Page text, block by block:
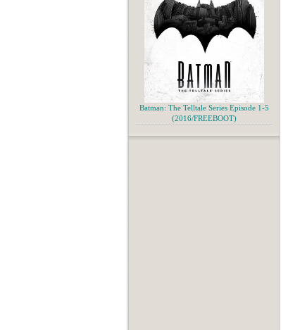
Batman: The Telltale Series Episode 1-5
(2016/FREEBOOT)